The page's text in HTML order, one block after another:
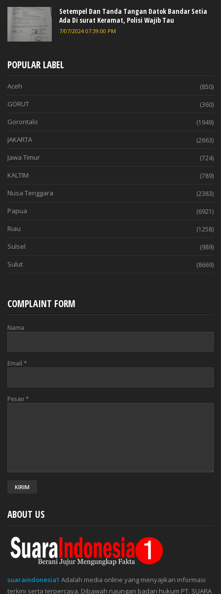
Setempel Dan Tanda Tangan Datok Bandar Setia
Ada Di surat Keramat, Polisi Wajib Tau
7/07/2024 07:39:00 PM
POPULAR LABEL
Aceh (850)
GORUT (360)
Gorontalo (1949)
JAKARTA (2663)
Jawa Timur (724)
KALTIM (789)
Nusa Tenggara (2383)
Papua (6921)
Riau (1258)
Sulsel (989)
Sulut (8669)
COMPLAINT FORM
Nama
Email *
Pesan *
ABOUT US
suaraindonesia1 Adalah media online yang menyajikan informasi
terkini serta terpercaya. Dibawah naungan badan hukum PT. SUARA